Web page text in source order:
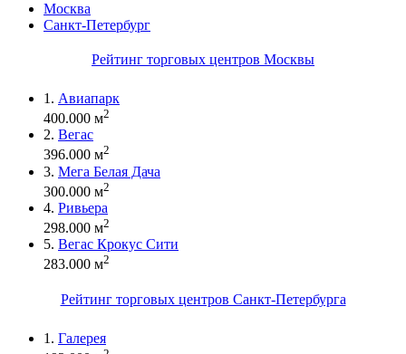
Москва
Санкт-Петербург
Рейтинг торговых центров Москвы
1. Авиапарк
400.000 м2
2. Вегас
396.000 м2
3. Мега Белая Дача
300.000 м2
4. Ривьера
298.000 м2
5. Вегас Крокус Сити
283.000 м2
Рейтинг торговых центров Санкт-Петербурга
1. Галерея